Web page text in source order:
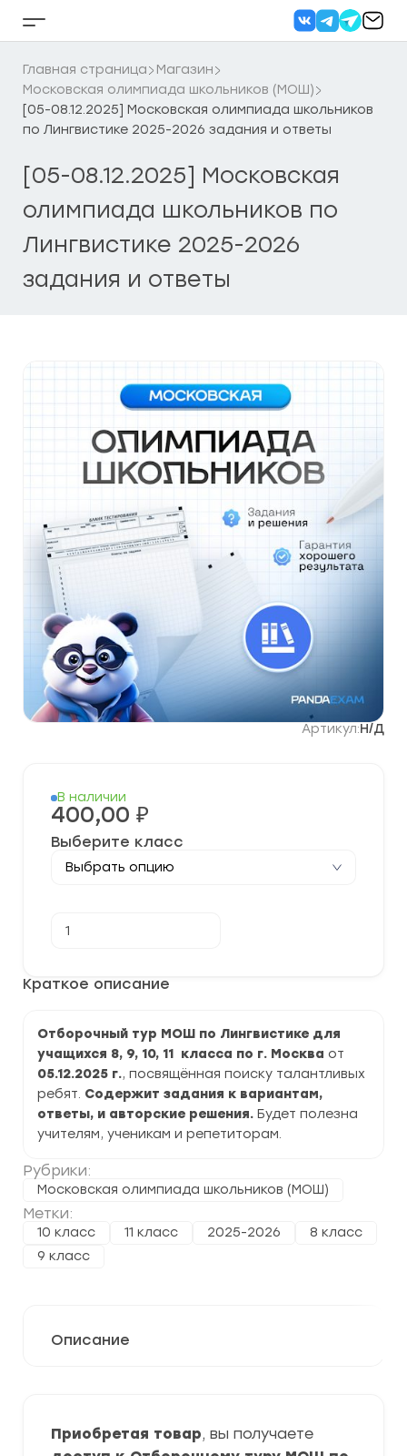
Кнопка
бокового
меню
Главная страница
Магазин
Московская олимпиада школьников (МОШ)
[05-08.12.2025] Московская олимпиада школьников
по Лингвистике 2025-2026 задания и ответы
[05-08.12.2025] Московская
олимпиада школьников по
Лингвистике 2025-2026
задания и ответы
Артикул:Н/Д
Краткое описание
Отборочный тур МОШ по Лингвистике для
учащихся 8, 9, 10, 11 класса по г. Москва от
05.12.2025 г., посвящённая поиску талантливых
ребят. Содержит задания к вариантам,
ответы, и авторские решения. Будет полезна
учителям, ученикам и репетиторам.
Рубрики:
Московская олимпиада школьников (МОШ)
Метки:
10 класс 11 класс 2025-2026
8 класс
9 класс
В наличии
400,00 ₽
Выберите класс
товара
Московская
олимпиада
Лингвистике
2025-
2026
задания
и
ответы
Описание
Приобретая товар, вы получаете